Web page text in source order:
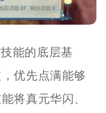
能的底层基
优先点满能够
将真元华闪、